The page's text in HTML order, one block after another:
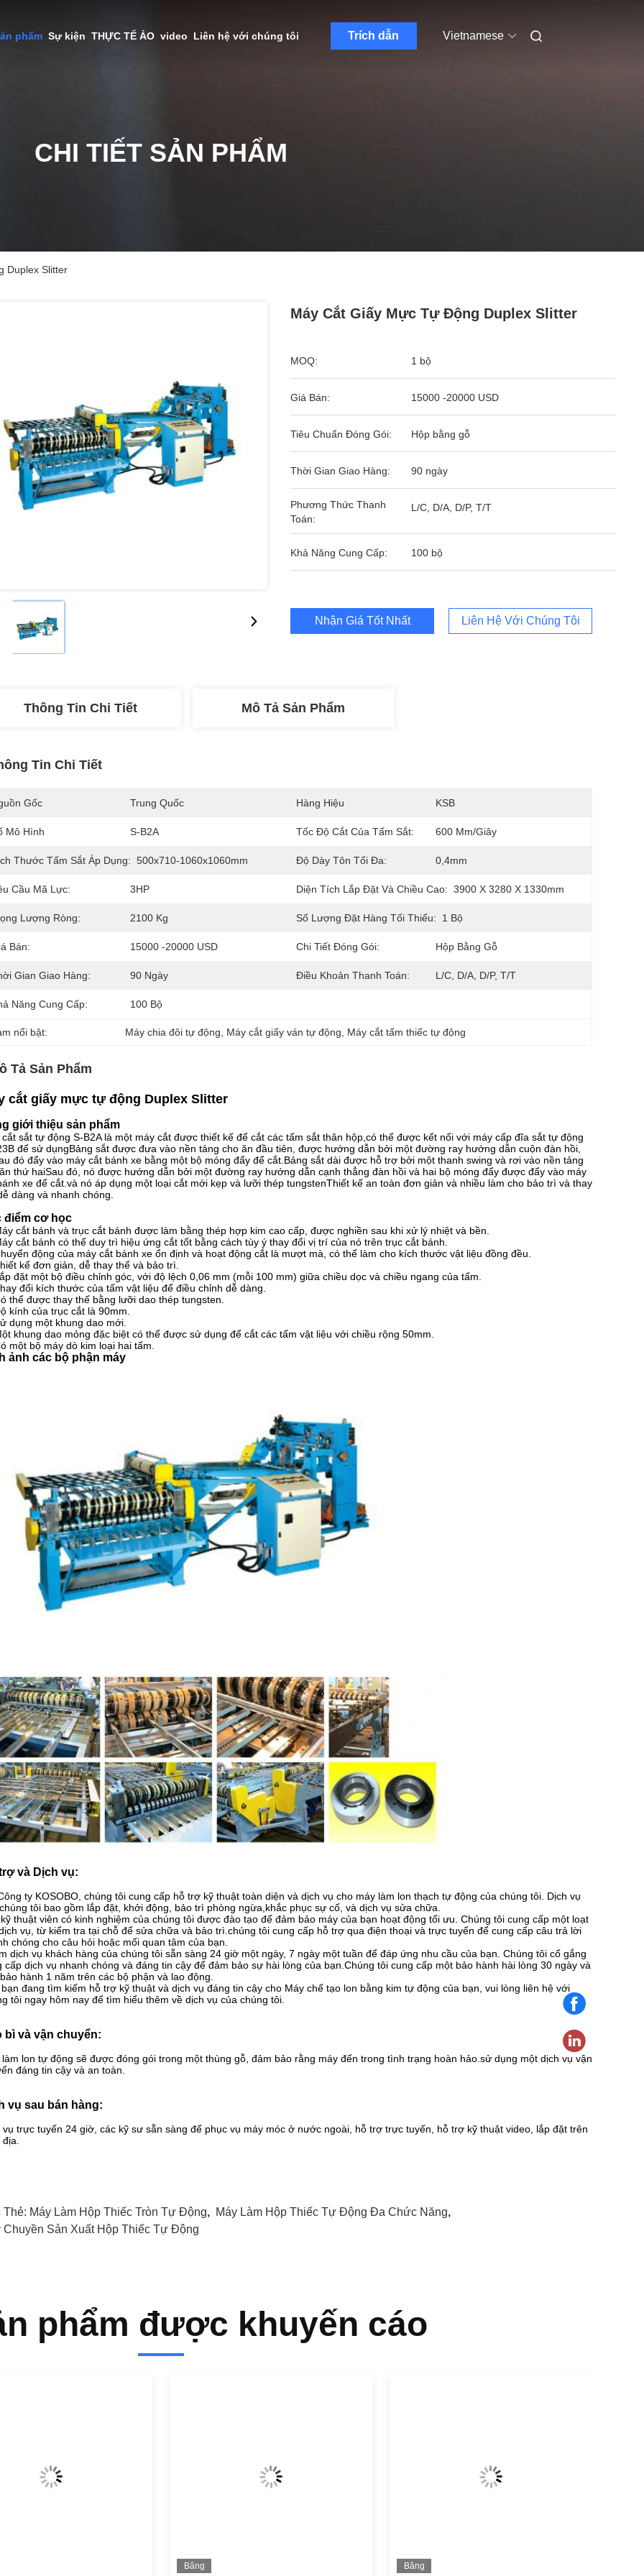
phẩm Sự kiện THỰC TẾ ẢO video Liên hệ với chúng tôi Trích dẫn Vietnamese
CHI TIẾT SẢN PHẨM
Duplex Slitter
Máy Cắt Giấy Mực Tự Động Duplex Slitter
MOQ: 1 bộ
Giá Bán: 15000 -20000 USD
Tiêu Chuẩn Đóng Gói: Hộp bằng gỗ
Thời Gian Giao Hàng: 90 ngày
Phương Thức Thanh
Toán:
L/C, D/A, D/P, T/T
Khả Năng Cung Cấp: 100 bộ
Nhận Giá Tốt Nhất Liên Hệ Với Chúng Tôi
Thông Tin Chi Tiết Mô Tả Sản Phẩm
Tin Chi Tiết
Gốc Trung Quốc Hàng Hiệu KSB
Mô Hình S-B2A Tốc Độ Cắt Của Tấm Sắt: 600 Mm/giây
Thước Tấm Sắt Áp Dụng: 500x710-1060x1060mm Độ Dày Tôn Tối Đa: 0,4mm
Cầu Mã Lực: 3HP Diện Tích Lắp Đặt Và Chiều Cao: 3900 X 3280 X 1330mm
Lượng Ròng: 2100 Kg Số Lượng Đặt Hàng Tối Thiểu: 1 Bộ
Bán: 15000 -20000 USD Chi Tiết Đóng Gói: Hộp Bằng Gỗ
Gian Giao Hàng: 90 Ngày Điều Khoản Thanh Toán: L/C, D/A, D/P, T/T
Năng Cung Cấp: 100 Bộ
nổi bật: Máy chia đôi tự động Máy cắt giấy ván tự động Máy cắt tấm thiếc tự động
Tả Sản Phẩm
cắt giấy mực tự động Duplex Slitter
giới thiệu sản phẩm
cắt sắt tự động S-B2A là một máy cắt được thiết kế để cắt các tấm sắt thân hộp,có thể được kết nối với máy cấp đĩa sắt tự động
để sử dụngBảng sắt được đưa vào nền tảng cho ăn đầu tiên, được hướng dẫn bởi một đường ray hướng dẫn cuộn đàn hồi,
đó đẩy vào máy cắt bánh xe bằng một bộ móng đẩy để cắt.Bảng sắt dài được hỗ trợ bởi một thanh swing và rơi vào nền tảng
thứ haiSau đó, nó được hướng dẫn bởi một đường ray hướng dẫn cạnh thẳng đàn hồi và hai bộ móng đẩy được đẩy vào máy
xe để cắt.và nó áp dụng một loại cắt mới kẹp và lưỡi thép tungstenThiết kế an toàn đơn giản và nhiều làm cho bảo trì và thay
dàng và nhanh chóng.
điểm cơ học
cắt bánh và trục cắt bánh được làm bằng thép hợp kim cao cấp, được nghiền sau khi xử lý nhiệt và bền.
cắt bánh có thể duy trì hiệu ứng cắt tốt bằng cách tùy ý thay đổi vị trí của nó trên trục cắt bánh.
động của máy cắt bánh xe ổn định và hoạt động cắt là mượt mà, có thể làm cho kích thước vật liệu đồng đều.
kế đơn giản, dễ thay thế và bảo trì.
đặt một bộ điều chỉnh góc, với độ lệch 0,06 mm (mỗi 100 mm) giữa chiều dọc và chiều ngang của tấm.
đổi kích thước của tấm vật liệu để điều chỉnh dễ dàng.
thể được thay thế bằng lưỡi dao thép tungsten.
kính của trục cắt là 90mm.
dụng một khung dao mới.
khung dao mỏng đặc biệt có thể được sử dụng để cắt các tấm vật liệu với chiều rộng 50mm.
một bộ máy dò kim loại hai tấm.
ảnh các bộ phận máy
và Dịch vụ:
ty KOSOBO, chúng tôi cung cấp hỗ trợ kỹ thuật toàn diện và dịch vụ cho máy làm lon thạch tự động của chúng tôi. Dịch vụ
tôi bao gồm lắp đặt, khởi động, bảo trì phòng ngừa,khắc phục sự cố, và dịch vụ sửa chữa.
thuật viên có kinh nghiệm của chúng tôi được đào tạo để đảm bảo máy của bạn hoạt động tối ưu. Chúng tôi cung cấp một loạt
vụ, từ kiểm tra tại chỗ để sửa chữa và bảo trì.chúng tôi cung cấp hỗ trợ qua điện thoại và trực tuyến để cung cấp câu trả lời
chóng cho câu hỏi hoặc mối quan tâm của bạn.
dịch vụ khách hàng của chúng tôi sẵn sàng 24 giờ một ngày, 7 ngày một tuần để đáp ứng nhu cầu của bạn. Chúng tôi cố gắng
cấp dịch vụ nhanh chóng và đáng tin cậy để đảm bảo sự hài lòng của bạn.Chúng tôi cung cấp một bảo hành hài lòng 30 ngày và
hành 1 năm trên các bộ phận và lao động.
bạn đang tìm kiếm hỗ trợ kỹ thuật và dịch vụ đáng tin cậy cho Máy chế tạo lon bằng kim tự động của bạn, vui lòng liên hệ với
tôi ngay hôm nay để tìm hiểu thêm về dịch vụ của chúng tôi.
bì và vận chuyển:
làm lon tự động sẽ được đóng gói trong một thùng gỗ, đảm bảo rằng máy đến trong tình trạng hoàn hảo.sử dụng một dịch vụ vận
đáng tin cậy và an toàn.
vụ sau bán hàng:
vụ trực tuyến 24 giờ, các kỹ sư sẵn sàng để phục vụ máy móc ở nước ngoài, hỗ trợ trực tuyến, hỗ trợ kỹ thuật video, lắp đặt trên
Thẻ: Máy Làm Hộp Thiếc Tròn Tự Động, Máy Làm Hộp Thiếc Tự Động Đa Chức Năng,
Chuyền Sản Xuất Hộp Thiếc Tự Động
phẩm được khuyến cáo
Băng
Băng